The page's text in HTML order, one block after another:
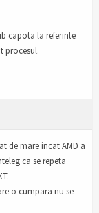
capota la referinte
procesul.
de mare incat AMD a
ca se repeta
o cumpara nu se